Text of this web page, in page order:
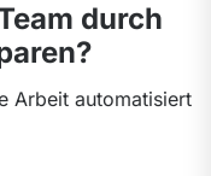
durch
Arbeit automatisiert